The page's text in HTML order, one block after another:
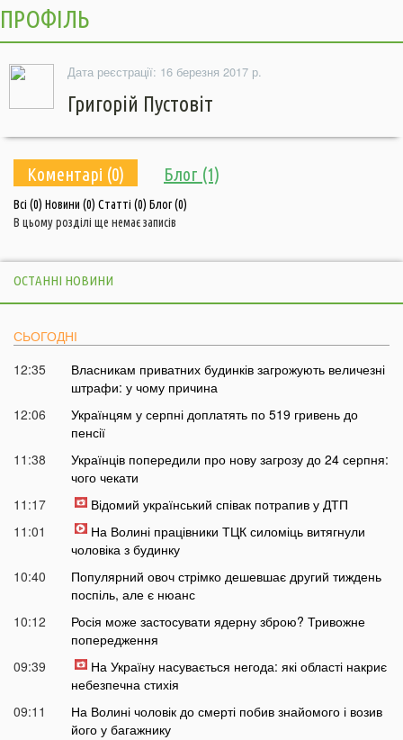
ПРОФІЛЬ
Дата реєстрації: 16 березня 2017 р.
Григорій Пустовіт
Коментарі (0) Блог (1)
Всі (0) Новини (0) Статті (0) Блог(0)
В цьому розділі ще немає записів
ОСТАННІ НОВИНИ
СЬОГОДНІ
12:35
Власникам приватних будинків загрожують величезні
штрафи: у чому причина
12:06
Українцям у серпні доплатять по 519 гривень до
пенсії
11:38
Українців попередили про нову загрозу до 24 серпня:
чого чекати
11:17
Відомий український співак потрапив у ДТП
11:01
На Волині працівники ТЦК силоміць витягнули
чоловіка з будинку
10:40
Популярний овоч стрімко дешевшає другий тиждень
поспіль, але є нюанс
10:12
Росія може застосувати ядерну зброю? Тривожне
попередження
09:39
На Україну насувається негода: які області накриє
небезпечна стихія
09:11
На Волині чоловік до смерті побив знайомого і возив
його у багажнику